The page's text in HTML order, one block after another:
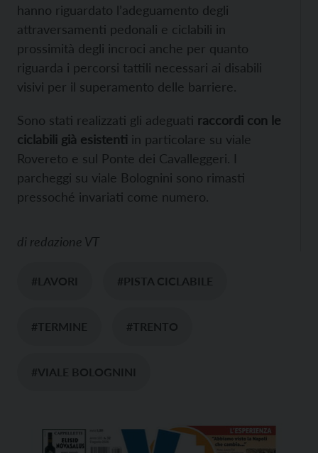
hanno riguardato l’adeguamento degli
attraversamenti pedonali e ciclabili in
prossimità degli incroci anche per quanto
riguarda i percorsi tattili necessari ai disabili
visivi per il superamento delle barriere.
Sono stati realizzati gli adeguati raccordi con le
ciclabili già esistenti in particolare su viale
Rovereto e sul Ponte dei Cavalleggeri. I
parcheggi su viale Bolognini sono rimasti
pressoché invariati come numero.
di redazione VT
#LAVORI #PISTA CICLABILE
#TERMINE #TRENTO
#VIALE BOLOGNINI